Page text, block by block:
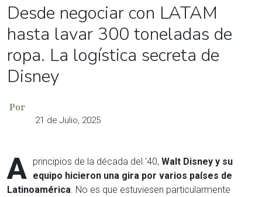
Desde negociar con LATAM
hasta lavar 300 toneladas de
ropa. La logística secreta de
Disney
Por
21 de Julio, 2025
A principios de la década del ‘40, Walt Disney y su
equipo hicieron una gira por varios países de
Latinoamérica. No es que estuviesen particularmente